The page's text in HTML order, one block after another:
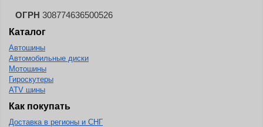
ОГРН 308774636500526
Каталог
Автошины
Автомобильные диски
Мотошины
Гироскутеры
ATV шины
Как покупать
Доставка в регионы и СНГ